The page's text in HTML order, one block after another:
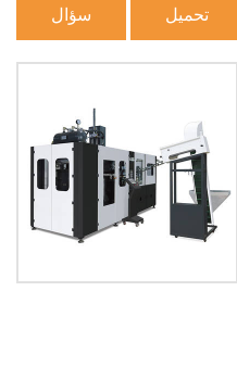
سؤال تحميل